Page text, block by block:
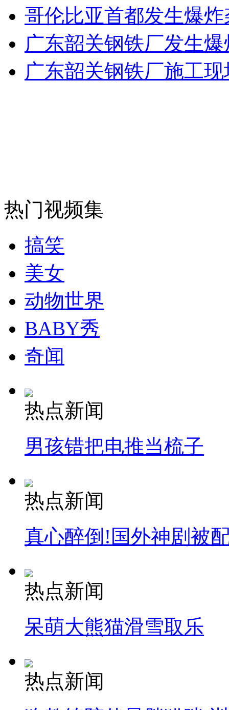
安徽一实载49人客车翻车
哥伦比亚首都发生爆
广东韶关钢铁厂发生
广东韶关钢铁厂施工
热门视频集
搞笑
美女
动物世界
BABY秀
奇闻
热点新闻
男孩错把电推当梳子
热点新闻
真心醉倒!国外神剧被
热点新闻
呆萌大熊猫滑雪取乐
热点新闻